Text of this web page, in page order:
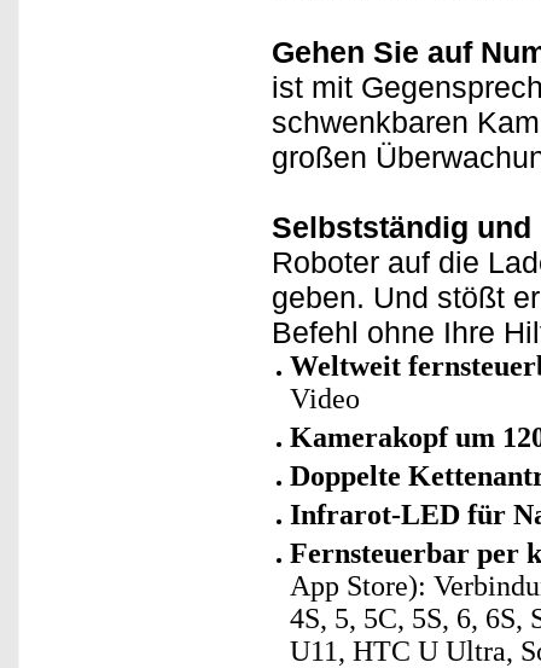
Gehen Sie auf
ist mit
schwenkbaren
großen
Selbstständig und
Roboter auf die
geben. Und stößt
Befehl ohne Ihre
Weltweit
Video
Kamerakopf um
Doppelte
Infrarot-LED für
Fernsteuerbar per
App Store):
4S, 5, 5C, 5S, 6, 6S,
U11, HTC U Ultra,